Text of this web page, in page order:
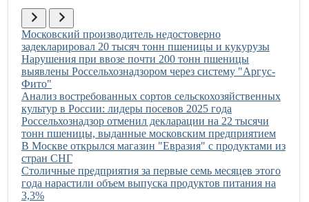
Иллюстрация новости
Московский производитель недостоверно
задекларировал 20 тысяч тонн пшеницы и кукурузы
Иллюстрация новости
Нарушения при ввозе почти 200 тонн пшеницы
выявлены Россельхознадзором через систему "Аргус-
Фито"
Иллюстрация новости
Анализ востребованных сортов сельскохозяйственных
культур в России: лидеры посевов 2025 года
Иллюстрация новости
Россельхознадзор отменил декларации на 22 тысячи
тонн пшеницы, выданные московским предприятием
Иллюстрация новости
В Москве открылся магазин "Евразия" с продуктами из
стран СНГ
Иллюстрация новости
Столичные предприятия за первые семь месяцев этого
года нарастили объем выпуска продуктов питания на
3,3%